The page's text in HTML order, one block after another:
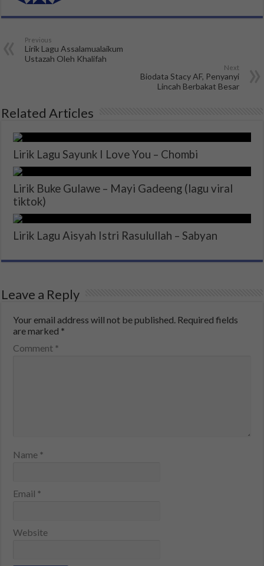
Previous
Lirik Lagu Assalamualaikum
Ustazah Oleh Khalifah
Next
Biodata Stacy AF, Penyanyi
Lincah Berbakat Besar
Related Articles
Lirik Lagu Sayunk I Love You – Chombi
Lirik Buke Gulawe – Mayi Gadeeng (lagu viral
tiktok)
Lirik Lagu Aisyah Istri Rasulullah – Sabyan
Leave a Reply
Your email address will not be published. Required fields
are marked *
Comment *
Name *
Email *
Website